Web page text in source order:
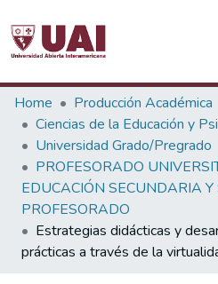
Statistics
Communities & Collections
All of DSpace
Home
Producción Académica
Ciencias de la Educación y
Universidad Grado/Pregrado
PROFESORADO
EDUCACIÓN SECUNDARIA Y
PROFESORADO
Estrategias didácticas y
prácticas a través de la